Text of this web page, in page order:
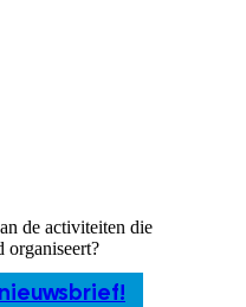
de activiteiten die
organiseert?